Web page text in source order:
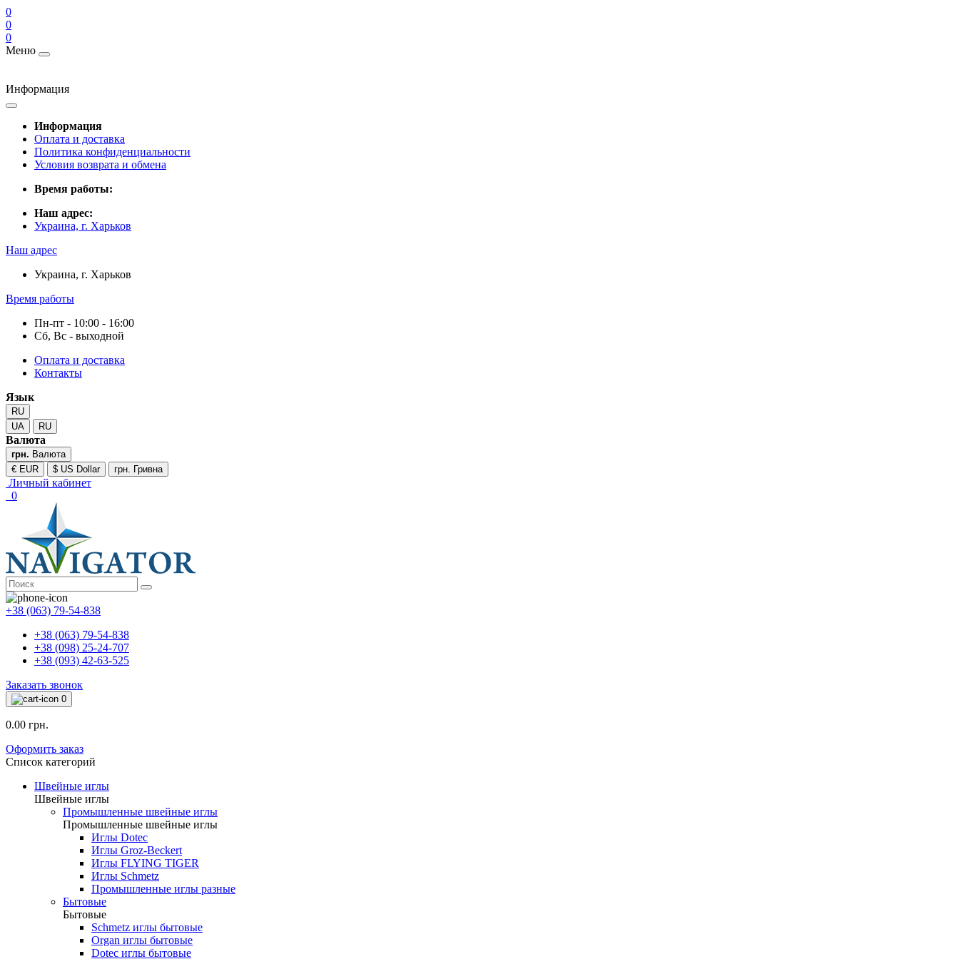
0
0
0
Меню
Информация
Информация
Оплата и доставка
Политика конфиденциальности
Условия возврата и обмена
Время работы:
Наш адрес:
Украина, г. Харьков
Наш адрес
Украина, г. Харьков
Время работы
Пн-пт - 10:00 - 16:00
Сб, Вс - выходной
Оплата и доставка
Контакты
Язык
RU
UA
RU
Валюта
грн. Валюта
€ EUR
$ US Dollar грн. Гривна
Личный кабинет
0
+38 (063) 79-54-838
+38 (063) 79-54-838
+38 (098) 25-24-707
+38 (093) 42-63-525
Заказать звонок
0
0.00 грн.
Оформить заказ
Список категорий
Швейные иглы
Швейные иглы
Промышленные швейные иглы
Промышленные швейные иглы
Иглы Dotec
Иглы Groz-Beckert
Иглы FLYING TIGER
Иглы Schmetz
Промышленные иглы разные
Бытовые
Бытовые
Schmetz иглы бытовые
Organ иглы бытовые
Dotec иглы бытовые